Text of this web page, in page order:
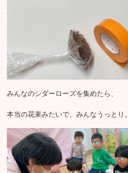
みんなのシダーローズを集めたら、
本当の花束みたいで、みんなうっとり。